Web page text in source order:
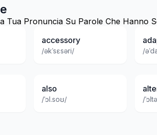
Tua Pronuncia Su Parole Che Hanno
accessory
/əkˈsɛsəri/ /
also
/ˈɔl.soʊ/ /